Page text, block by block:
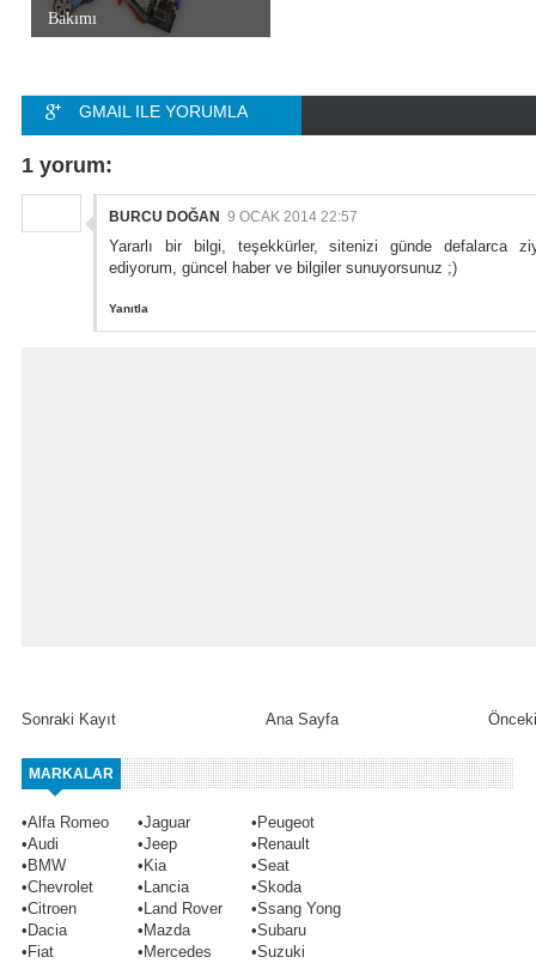
Bakımı
GMAIL ILE YORUMLA
FACEBOOK ILE
1 yorum:
BURCU DOĞAN 9 OCAK 2014 22:57
Yararlı bir bilgi, teşekkürler, sitenizi günde defalarca
ediyorum, güncel haber ve bilgiler sunuyorsunuz ;)
Yanıtla
Sonraki Kayıt Ana Sayfa
MARKALAR
•Alfa Romeo •Jaguar • Peugeot
•Audi •Jeep • Renault
• BMW • Kia •Seat
•Chevrolet • Lancia •Skoda
•Citroen • Land Rover •Ssang Yong
• Dacia • Mazda •Subaru
• Fiat • Mercedes •Suzuki